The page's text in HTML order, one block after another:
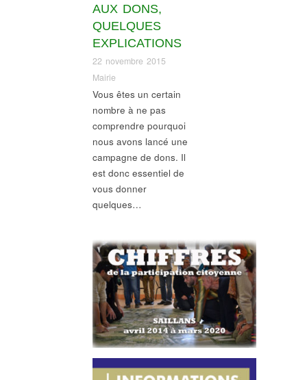
AUX DONS,
QUELQUES
EXPLICATIONS
22 novembre 2015
Mairie
Vous êtes un certain
nombre à ne pas
comprendre pourquoi
nous avons lancé une
campagne de dons. Il
est donc essentiel de
vous donner
quelques…